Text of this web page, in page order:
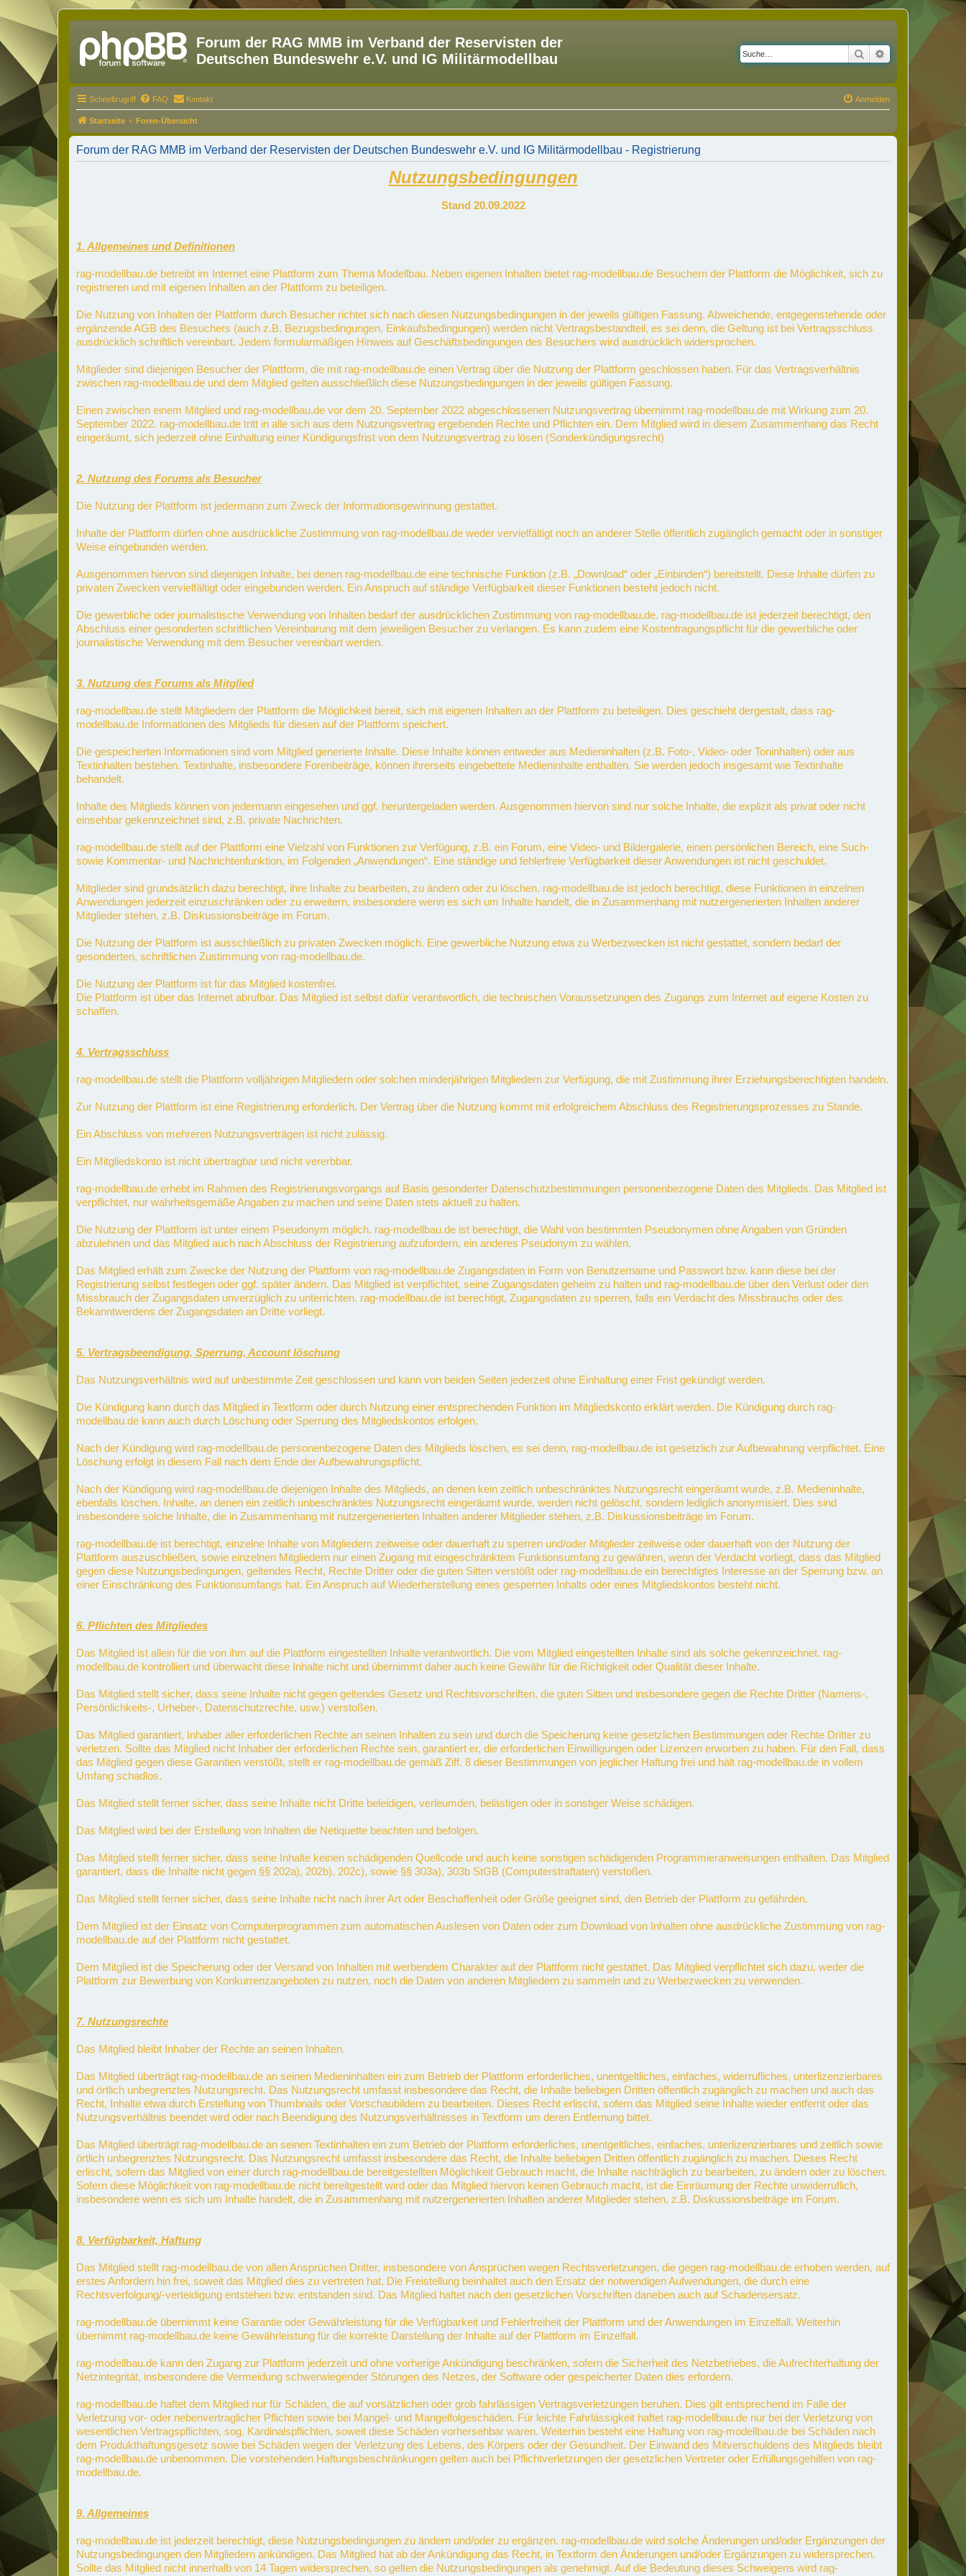
Forum der RAG MMB im Verband der Reservisten der
Deutschen Bundeswehr e.V. und IG Militärmodellbau
Suche Erweiterte Suche
Schnellzugriff FAQ Kontakt Anmelden
Startseite Foren-Übersicht
Forum der RAG MMB im Verband der Reservisten der Deutschen Bundeswehr e.V. und IG Militärmodellbau - Registrierung
Nutzungsbedingungen
Stand 20.09.2022
1. Allgemeines und Definitionen
rag-modellbau.de betreibt im Internet eine Plattform zum Thema Modellbau. Neben eigenen Inhalten bietet rag-modellbau.de Besuchern der Plattform die Möglichkeit, sich zu
registrieren und mit eigenen Inhalten an der Plattform zu beteiligen.
Die Nutzung von Inhalten der Plattform durch Besucher richtet sich nach diesen Nutzungsbedingungen in der jeweils gültigen Fassung. Abweichende, entgegenstehende oder
ergänzende AGB des Besuchers (auch z.B. Bezugsbedingungen, Einkaufsbedingungen) werden nicht Vertragsbestandteil, es sei denn, die Geltung ist bei Vertragsschluss
ausdrücklich schriftlich vereinbart. Jedem formularmäßigen Hinweis auf Geschäftsbedingungen des Besuchers wird ausdrücklich widersprochen.
Mitglieder sind diejenigen Besucher der Plattform, die mit rag-modellbau.de einen Vertrag über die Nutzung der Plattform geschlossen haben. Für das Vertragsverhältnis
zwischen rag-modellbau.de und dem Mitglied gelten ausschließlich diese Nutzungsbedingungen in der jeweils gültigen Fassung.
Einen zwischen einem Mitglied und rag-modellbau.de vor dem 20. September 2022 abgeschlossenen Nutzungsvertrag übernimmt rag-modellbau.de mit Wirkung zum 20.
September 2022. rag-modellbau.de tritt in alle sich aus dem Nutzungsvertrag ergebenden Rechte und Pflichten ein. Dem Mitglied wird in diesem Zusammenhang das Recht
eingeräumt, sich jederzeit ohne Einhaltung einer Kündigungsfrist von dem Nutzungsvertrag zu lösen (Sonderkündigungsrecht)
2. Nutzung des Forums als Besucher
Die Nutzung der Plattform ist jedermann zum Zweck der Informationsgewinnung gestattet.
Inhalte der Plattform dürfen ohne ausdrückliche Zustimmung von rag-modellbau.de weder vervielfältigt noch an anderer Stelle öffentlich zugänglich gemacht oder in sonstiger
Weise eingebunden werden.
Ausgenommen hiervon sind diejenigen Inhalte, bei denen rag-modellbau.de eine technische Funktion (z.B. „Download“ oder „Einbinden“) bereitstellt. Diese Inhalte dürfen zu
privaten Zwecken vervielfältigt oder eingebunden werden. Ein Anspruch auf ständige Verfügbarkeit dieser Funktionen besteht jedoch nicht.
Die gewerbliche oder journalistische Verwendung von Inhalten bedarf der ausdrücklichen Zustimmung von rag-modellbau.de. rag-modellbau.de ist jederzeit berechtigt, den
Abschluss einer gesonderten schriftlichen Vereinbarung mit dem jeweiligen Besucher zu verlangen. Es kann zudem eine Kostentragungspflicht für die gewerbliche oder
journalistische Verwendung mit dem Besucher vereinbart werden.
3. Nutzung des Forums als Mitglied
rag-modellbau.de stellt Mitgliedern der Plattform die Möglichkeit bereit, sich mit eigenen Inhalten an der Plattform zu beteiligen. Dies geschieht dergestalt, dass rag-
modellbau.de Informationen des Mitglieds für diesen auf der Plattform speichert.
Die gespeicherten Informationen sind vom Mitglied generierte Inhalte. Diese Inhalte können entweder aus Medieninhalten (z.B. Foto-, Video- oder Toninhalten) oder aus
Textinhalten bestehen. Textinhalte, insbesondere Forenbeiträge, können ihrerseits eingebettete Medieninhalte enthalten. Sie werden jedoch insgesamt wie Textinhalte
behandelt.
Inhalte des Mitglieds können von jedermann eingesehen und ggf. heruntergeladen werden. Ausgenommen hiervon sind nur solche Inhalte, die explizit als privat oder nicht
einsehbar gekennzeichnet sind, z.B. private Nachrichten.
rag-modellbau.de stellt auf der Plattform eine Vielzahl von Funktionen zur Verfügung, z.B. ein Forum, eine Video- und Bildergalerie, einen persönlichen Bereich, eine Such-
sowie Kommentar- und Nachrichtenfunktion, im Folgenden „Anwendungen“. Eine ständige und fehlerfreie Verfügbarkeit dieser Anwendungen ist nicht geschuldet.
Mitglieder sind grundsätzlich dazu berechtigt, ihre Inhalte zu bearbeiten, zu ändern oder zu löschen. rag-modellbau.de ist jedoch berechtigt, diese Funktionen in einzelnen
Anwendungen jederzeit einzuschränken oder zu erweitern, insbesondere wenn es sich um Inhalte handelt, die in Zusammenhang mit nutzergenerierten Inhalten anderer
Mitglieder stehen, z.B. Diskussionsbeiträge im Forum.
Die Nutzung der Plattform ist ausschließlich zu privaten Zwecken möglich. Eine gewerbliche Nutzung etwa zu Werbezwecken ist nicht gestattet, sondern bedarf der
gesonderten, schriftlichen Zustimmung von rag-modellbau.de.
Die Nutzung der Plattform ist für das Mitglied kostenfrei.
Die Plattform ist über das Internet abrufbar. Das Mitglied ist selbst dafür verantwortlich, die technischen Voraussetzungen des Zugangs zum Internet auf eigene Kosten zu
schaffen.
4. Vertragsschluss
rag-modellbau.de stellt die Plattform volljährigen Mitgliedern oder solchen minderjährigen Mitgliedern zur Verfügung, die mit Zustimmung ihrer Erziehungsberechtigten handeln.
Zur Nutzung der Plattform ist eine Registrierung erforderlich. Der Vertrag über die Nutzung kommt mit erfolgreichem Abschluss des Registrierungsprozesses zu Stande.
Ein Abschluss von mehreren Nutzungsverträgen ist nicht zulässig.
Ein Mitgliedskonto ist nicht übertragbar und nicht vererbbar.
rag-modellbau.de erhebt im Rahmen des Registrierungsvorgangs auf Basis gesonderter Datenschutzbestimmungen personenbezogene Daten des Mitglieds. Das Mitglied ist
verpflichtet, nur wahrheitsgemäße Angaben zu machen und seine Daten stets aktuell zu halten.
Die Nutzung der Plattform ist unter einem Pseudonym möglich. rag-modellbau.de ist berechtigt, die Wahl von bestimmten Pseudonymen ohne Angaben von Gründen
abzulehnen und das Mitglied auch nach Abschluss der Registrierung aufzufordern, ein anderes Pseudonym zu wählen.
Das Mitglied erhält zum Zwecke der Nutzung der Plattform von rag-modellbau.de Zugangsdaten in Form von Benutzername und Passwort bzw. kann diese bei der
Registrierung selbst festlegen oder ggf. später ändern. Das Mitglied ist verpflichtet, seine Zugangsdaten geheim zu halten und rag-modellbau.de über den Verlust oder den
Missbrauch der Zugangsdaten unverzüglich zu unterrichten. rag-modellbau.de ist berechtigt, Zugangsdaten zu sperren, falls ein Verdacht des Missbrauchs oder des
Bekanntwerdens der Zugangsdaten an Dritte vorliegt.
5. Vertragsbeendigung, Sperrung, Account löschung
Das Nutzungsverhältnis wird auf unbestimmte Zeit geschlossen und kann von beiden Seiten jederzeit ohne Einhaltung einer Frist gekündigt werden.
Die Kündigung kann durch das Mitglied in Textform oder durch Nutzung einer entsprechenden Funktion im Mitgliedskonto erklärt werden. Die Kündigung durch rag-
modellbau.de kann auch durch Löschung oder Sperrung des Mitgliedskontos erfolgen.
Nach der Kündigung wird rag-modellbau.de personenbezogene Daten des Mitglieds löschen, es sei denn, rag-modellbau.de ist gesetzlich zur Aufbewahrung verpflichtet. Eine
Löschung erfolgt in diesem Fall nach dem Ende der Aufbewahrungspflicht.
Nach der Kündigung wird rag-modellbau.de diejenigen Inhalte des Mitglieds, an denen kein zeitlich unbeschränktes Nutzungsrecht eingeräumt wurde, z.B. Medieninhalte,
ebenfalls löschen. Inhalte, an denen ein zeitlich unbeschränktes Nutzungsrecht eingeräumt wurde, werden nicht gelöscht, sondern lediglich anonymisiert. Dies sind
insbesondere solche Inhalte, die in Zusammenhang mit nutzergenerierten Inhalten anderer Mitglieder stehen, z.B. Diskussionsbeiträge im Forum.
rag-modellbau.de ist berechtigt, einzelne Inhalte von Mitgliedern zeitweise oder dauerhaft zu sperren und/oder Mitglieder zeitweise oder dauerhaft von der Nutzung der
Plattform auszuschließen, sowie einzelnen Mitgliedern nur einen Zugang mit eingeschränktem Funktionsumfang zu gewähren, wenn der Verdacht vorliegt, dass das Mitglied
gegen diese Nutzungsbedingungen, geltendes Recht, Rechte Dritter oder die guten Sitten verstößt oder rag-modellbau.de ein berechtigtes Interesse an der Sperrung bzw. an
einer Einschränkung des Funktionsumfangs hat. Ein Anspruch auf Wiederherstellung eines gesperrten Inhalts oder eines Mitgliedskontos besteht nicht.
6. Pflichten des Mitgliedes
Das Mitglied ist allein für die von ihm auf die Plattform eingestellten Inhalte verantwortlich. Die vom Mitglied eingestellten Inhalte sind als solche gekennzeichnet. rag-
modellbau.de kontrolliert und überwacht diese Inhalte nicht und übernimmt daher auch keine Gewähr für die Richtigkeit oder Qualität dieser Inhalte.
Das Mitglied stellt sicher, dass seine Inhalte nicht gegen geltendes Gesetz und Rechtsvorschriften, die guten Sitten und insbesondere gegen die Rechte Dritter (Namens-,
Persönlichkeits-, Urheber-, Datenschutzrechte, usw.) verstoßen.
Das Mitglied garantiert, Inhaber aller erforderlichen Rechte an seinen Inhalten zu sein und durch die Speicherung keine gesetzlichen Bestimmungen oder Rechte Dritter zu
verletzen. Sollte das Mitglied nicht Inhaber der erforderlichen Rechte sein, garantiert er, die erforderlichen Einwilligungen oder Lizenzen erworben zu haben. Für den Fall, dass
das Mitglied gegen diese Garantien verstößt, stellt er rag-modellbau.de gemäß Ziff. 8 dieser Bestimmungen von jeglicher Haftung frei und hält rag-modellbau.de in vollem
Umfang schadlos.
Das Mitglied stellt ferner sicher, dass seine Inhalte nicht Dritte beleidigen, verleumden, belästigen oder in sonstiger Weise schädigen.
Das Mitglied wird bei der Erstellung von Inhalten die Netiquette beachten und befolgen.
Das Mitglied stellt ferner sicher, dass seine Inhalte keinen schädigenden Quellcode und auch keine sonstigen schädigenden Programmieranweisungen enthalten. Das Mitglied
garantiert, dass die Inhalte nicht gegen §§ 202a), 202b), 202c), sowie §§ 303a), 303b StGB (Computerstraftaten) verstoßen.
Das Mitglied stellt ferner sicher, dass seine Inhalte nicht nach ihrer Art oder Beschaffenheit oder Größe geeignet sind, den Betrieb der Plattform zu gefährden.
Dem Mitglied ist der Einsatz von Computerprogrammen zum automatischen Auslesen von Daten oder zum Download von Inhalten ohne ausdrückliche Zustimmung von rag-
modellbau.de auf der Plattform nicht gestattet.
Dem Mitglied ist die Speicherung oder der Versand von Inhalten mit werbendem Charakter auf der Plattform nicht gestattet. Das Mitglied verpflichtet sich dazu, weder die
Plattform zur Bewerbung von Konkurrenzangeboten zu nutzen, noch die Daten von anderen Mitgliedern zu sammeln und zu Werbezwecken zu verwenden.
7. Nutzungsrechte
Das Mitglied bleibt Inhaber der Rechte an seinen Inhalten.
Das Mitglied überträgt rag-modellbau.de an seinen Medieninhalten ein zum Betrieb der Plattform erforderliches, unentgeltliches, einfaches, widerrufliches, unterlizenzierbares
und örtlich unbegrenztes Nutzungsrecht. Das Nutzungsrecht umfasst insbesondere das Recht, die Inhalte beliebigen Dritten öffentlich zugänglich zu machen und auch das
Recht, Inhalte etwa durch Erstellung von Thumbnails oder Vorschaubildern zu bearbeiten. Dieses Recht erlischt, sofern das Mitglied seine Inhalte wieder entfernt oder das
Nutzungsverhältnis beendet wird oder nach Beendigung des Nutzungsverhältnisses in Textform um deren Entfernung bittet.
Das Mitglied überträgt rag-modellbau.de an seinen Textinhalten ein zum Betrieb der Plattform erforderliches, unentgeltliches, einfaches, unterlizenzierbares und zeitlich sowie
örtlich unbegrenztes Nutzungsrecht. Das Nutzungsrecht umfasst insbesondere das Recht, die Inhalte beliebigen Dritten öffentlich zugänglich zu machen. Dieses Recht
erlischt, sofern das Mitglied von einer durch rag-modellbau.de bereitgestellten Möglichkeit Gebrauch macht, die Inhalte nachträglich zu bearbeiten, zu ändern oder zu löschen.
Sofern diese Möglichkeit von rag-modellbau.de nicht bereitgestellt wird oder das Mitglied hiervon keinen Gebrauch macht, ist die Einräumung der Rechte unwiderruflich,
insbesondere wenn es sich um Inhalte handelt, die in Zusammenhang mit nutzergenerierten Inhalten anderer Mitglieder stehen, z.B. Diskussionsbeiträge im Forum.
8. Verfügbarkeit, Haftung
Das Mitglied stellt rag-modellbau.de von allen Ansprüchen Dritter, insbesondere von Ansprüchen wegen Rechtsverletzungen, die gegen rag-modellbau.de erhoben werden, auf
erstes Anfordern hin frei, soweit das Mitglied dies zu vertreten hat. Die Freistellung beinhaltet auch den Ersatz der notwendigen Aufwendungen, die durch eine
Rechtsverfolgung/-verteidigung entstehen bzw. entstanden sind. Das Mitglied haftet nach den gesetzlichen Vorschriften daneben auch auf Schadensersatz.
rag-modellbau.de übernimmt keine Garantie oder Gewährleistung für die Verfügbarkeit und Fehlerfreiheit der Plattform und der Anwendungen im Einzelfall. Weiterhin
übernimmt rag-modellbau.de keine Gewährleistung für die korrekte Darstellung der Inhalte auf der Plattform im Einzelfall.
rag-modellbau.de kann den Zugang zur Plattform jederzeit und ohne vorherige Ankündigung beschränken, sofern die Sicherheit des Netzbetriebes, die Aufrechterhaltung der
Netzintegrität, insbesondere die Vermeidung schwerwiegender Störungen des Netzes, der Software oder gespeicherter Daten dies erfordern.
rag-modellbau.de haftet dem Mitglied nur für Schäden, die auf vorsätzlichen oder grob fahrlässigen Vertragsverletzungen beruhen. Dies gilt entsprechend im Falle der
Verletzung vor- oder nebenvertraglicher Pflichten sowie bei Mangel- und Mangelfolgeschäden. Für leichte Fahrlässigkeit haftet rag-modellbau.de nur bei der Verletzung von
wesentlichen Vertragspflichten, sog. Kardinalspflichten, soweit diese Schäden vorhersehbar waren. Weiterhin besteht eine Haftung von rag-modellbau.de bei Schäden nach
dem Produkthaftungsgesetz sowie bei Schäden wegen der Verletzung des Lebens, des Körpers oder der Gesundheit. Der Einwand des Mitverschuldens des Mitglieds bleibt
rag-modellbau.de unbenommen. Die vorstehenden Haftungsbeschränkungen gelten auch bei Pflichtverletzungen der gesetzlichen Vertreter oder Erfüllungsgehilfen von rag-
modellbau.de.
9. Allgemeines
rag-modellbau.de ist jederzeit berechtigt, diese Nutzungsbedingungen zu ändern und/oder zu ergänzen. rag-modellbau.de wird solche Änderungen und/oder Ergänzungen der
Nutzungsbedingungen den Mitgliedern ankündigen. Das Mitglied hat ab der Ankündigung das Recht, in Textform den Änderungen und/oder Ergänzungen zu widersprechen.
Sollte das Mitglied nicht innerhalb von 14 Tagen widersprechen, so gelten die Nutzungsbedingungen als genehmigt. Auf die Bedeutung dieses Schweigens wird rag-